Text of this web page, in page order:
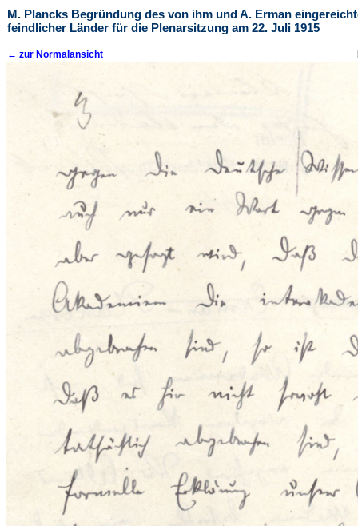
M. Plancks Begründung des von ihm und A. Erman
feindlicher Länder für die Plenarsitzung am 22. Juli 1915
← zur Normalansicht